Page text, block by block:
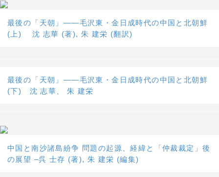
最後の「天朝」――毛沢東・金日成時代の中国と北朝鮮
(上) 沈 志華 (著), 朱 建栄 (翻訳)
最後の「天朝」――毛沢東・金日成時代の中国と北朝鮮
(下) 沈 志華、 朱 建栄
中国と南沙諸島紛争 問題の起源、経緯と「仲裁裁定」後
の展望 –呉 士存 (著), 朱 建栄 (編集)